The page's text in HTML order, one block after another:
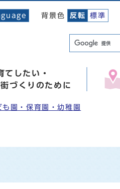
背景色 反転 標準
てしたい・
づくりのために
も園・保育園・幼稚園